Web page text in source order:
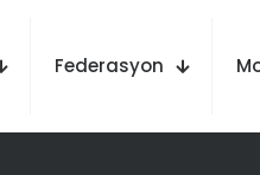
Federasyon